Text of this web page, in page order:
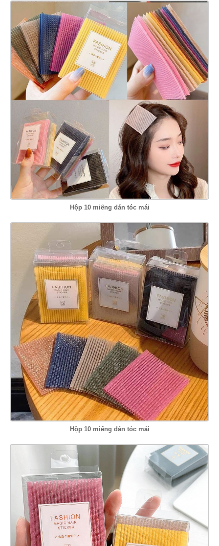
Hộp 10 miếng dán tóc mái
Hộp 10 miếng dán tóc mái